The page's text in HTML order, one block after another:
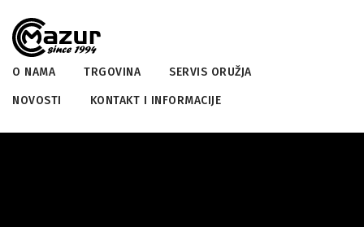
O NAMA TRGOVINA SERVIS ORUŽJA
NOVOSTI KONTAKT I INFORMACIJE